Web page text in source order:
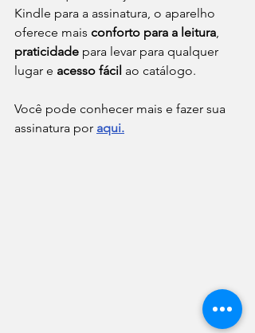
Kindle para a assinatura, o aparelho
oferece mais conforto para a leitura
praticidade para levar para qualquer
lugar e acesso fácil ao catálogo.
Você pode conhecer mais e fazer sua
assinatura por aqui.